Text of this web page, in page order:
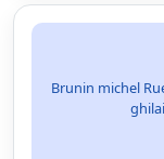
Brunin michel